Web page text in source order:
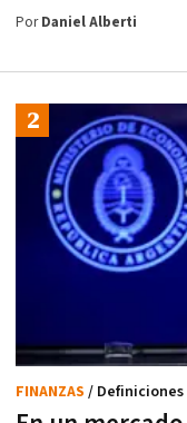
PorDaniel Alberti
FINANZAS / Definiciones